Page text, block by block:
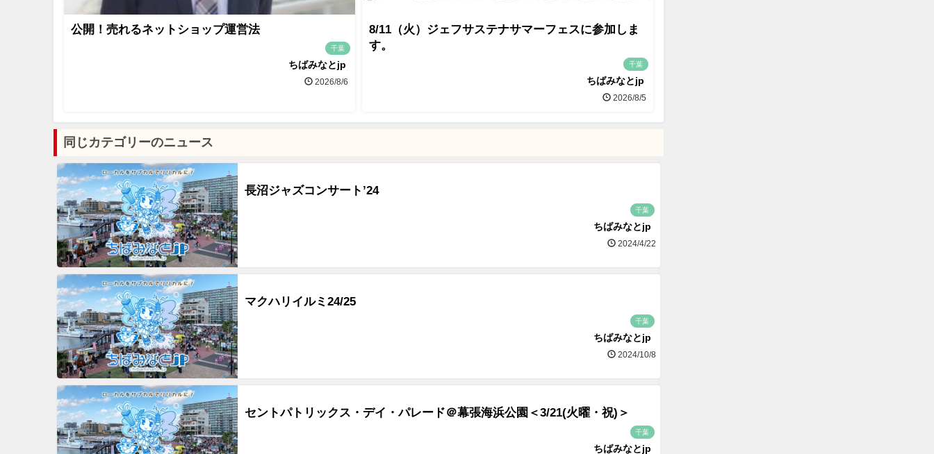
公開！売れるネットショップ運営法
千葉
ちばみなとjp
2026/8/6
8/11（火）ジェフサステナサマーフェスに参加しま
す。
千葉
ちばみなとjp
2026/8/5
同じカテゴリーのニュース
長沼ジャズコンサート’24
千葉
ちばみなとjp
2024/4/22
マクハリイルミ24/25
千葉
ちばみなとjp
2024/10/8
セントパトリックス・デイ・パレード＠幕張海浜公園＜3/21(火曜・祝)＞
千葉
ちばみなとjp